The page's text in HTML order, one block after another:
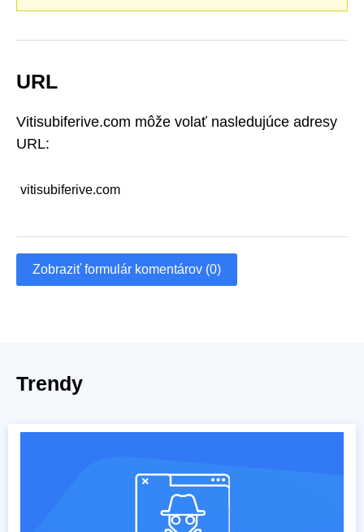
URL
Vitisubiferive.com môže volať nasledujúce adresy
URL:
vitisubiferive.com
Zobraziť formulár komentárov (0)
Trendy